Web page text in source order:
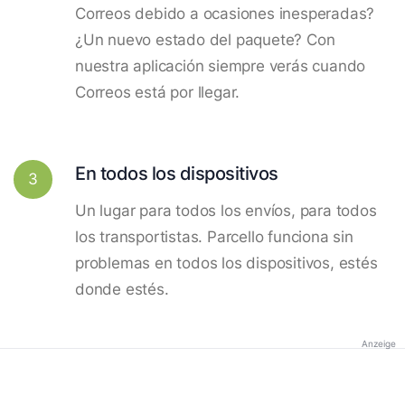
Correos debido a ocasiones inesperadas?
¿Un nuevo estado del paquete? Con
nuestra aplicación siempre verás cuando
Correos está por llegar.
3 En todos los dispositivos
Un lugar para todos los envíos, para todos
los transportistas. Parcello funciona sin
problemas en todos los dispositivos, estés
donde estés.
Anzeige